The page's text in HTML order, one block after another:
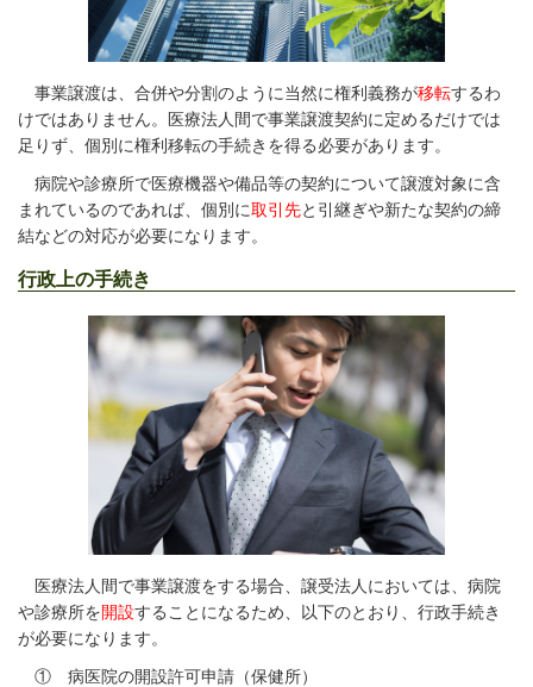
事業譲渡は、合併や分割のように当然に権利義務が移転するわ
けではありません。医療法人間で事業譲渡契約に定めるだけでは
足りず、個別に権利移転の手続きを得る必要があります。
病院や診療所で医療機器や備品等の契約について譲渡対象に含
まれているのであれば、個別に取引先と引継ぎや新たな契約の締
結などの対応が必要になります。
行政上の手続き
医療法人間で事業譲渡をする場合、譲受法人においては、病院
や診療所を開設することになるため、以下のとおり、行政手続き
が必要になります。
① 病医院の開設許可申請（保健所）